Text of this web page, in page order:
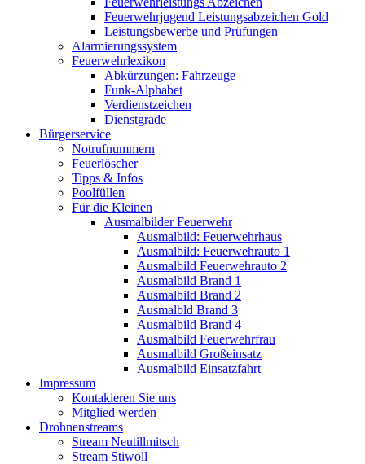
Feuerwehrjugend Leistungsabzeichen Gold
Leistungsbewerbe und Prüfungen
Alarmierungssystem
Feuerwehrlexikon
Abkürzungen: Fahrzeuge
Funk-Alphabet
Verdienstzeichen
Dienstgrade
Bürgerservice
Notrufnummern
Feuerlöscher
Tipps & Infos
Poolfüllen
Für die Kleinen
Ausmalbilder Feuerwehr
Ausmalbild: Feuerwehrhaus
Ausmalbild: Feuerwehrauto 1
Ausmalbild Feuerwehrauto 2
Ausmalbild Brand 1
Ausmalbild Brand 2
Ausmalbld Brand 3
Ausmalbild Brand 4
Ausmalbild Feuerwehrfrau
Ausmalbild Großeinsatz
Ausmalbild Einsatzfahrt
Impressum
Kontakieren Sie uns
Mitglied werden
Drohnenstreams
Stream Neutillmitsch
Stream Stiwoll